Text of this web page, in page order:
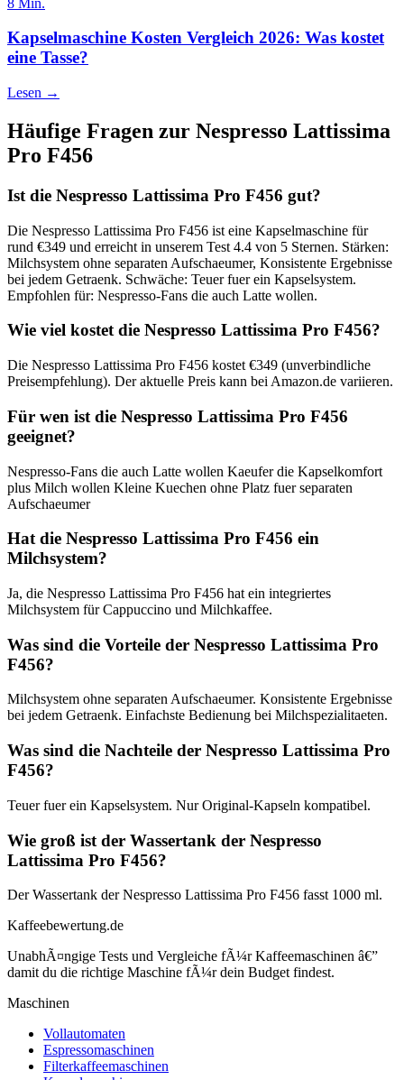
Kapselmaschine Kosten Vergleich 2026: Was kostet
eine Tasse?
Lesen →
Häufige Fragen zur Nespresso Lattissima
Pro F456
Ist die Nespresso Lattissima Pro F456 gut?
Die Nespresso Lattissima Pro F456 ist eine Kapselmaschine für
rund €349 und erreicht in unserem Test 4.4 von 5 Sternen. Stärken:
Milchsystem ohne separaten Aufschaeumer, Konsistente Ergebnisse
bei jedem Getraenk. Schwäche: Teuer fuer ein Kapselsystem.
Empfohlen für: Nespresso-Fans die auch Latte wollen.
Wie viel kostet die Nespresso Lattissima Pro F456?
Die Nespresso Lattissima Pro F456 kostet €349 (unverbindliche
Preisempfehlung). Der aktuelle Preis kann bei Amazon.de variieren.
Für wen ist die Nespresso Lattissima Pro F456
geeignet?
Nespresso-Fans die auch Latte wollen Kaeufer die Kapselkomfort
plus Milch wollen Kleine Kuechen ohne Platz fuer separaten
Aufschaeumer
Hat die Nespresso Lattissima Pro F456 ein
Milchsystem?
Ja, die Nespresso Lattissima Pro F456 hat ein integriertes
Milchsystem für Cappuccino und Milchkaffee.
Was sind die Vorteile der Nespresso Lattissima Pro
F456?
Milchsystem ohne separaten Aufschaeumer. Konsistente Ergebnisse
bei jedem Getraenk. Einfachste Bedienung bei Milchspezialitaeten.
Was sind die Nachteile der Nespresso Lattissima Pro
F456?
Teuer fuer ein Kapselsystem. Nur Original-Kapseln kompatibel.
Wie groß ist der Wassertank der Nespresso
Lattissima Pro F456?
Der Wassertank der Nespresso Lattissima Pro F456 fasst 1000 ml.
Kaffeebewertung.de
UnabhÃ¤ngige Tests und Vergleiche fÃ¼r Kaffeemaschinen â€”
damit du die richtige Maschine fÃ¼r dein Budget findest.
Maschinen
Vollautomaten
Espressomaschinen
Filterkaffeemaschinen